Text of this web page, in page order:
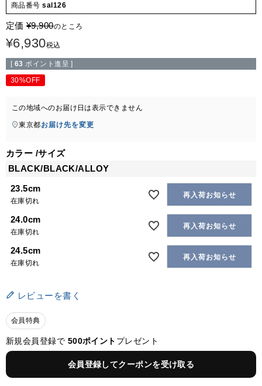
商品番号 sal126
定価 ¥9,900のところ
¥6,930税込
[ 63 ポイント進呈 ]
30%OFF
この地域へのお届け日は表示できません
東京都お届け先を変更
カラー サイズ
BLACK/BLACK/ALLOY
23.5cm
在庫切れ
再入荷お知らせ
24.0cm
在庫切れ
再入荷お知らせ
24.5cm
在庫切れ
再入荷お知らせ
レビューを書く
会員特典
新規会員登録で 500ポイント プレゼント
会員登録してクーポンを受け取る